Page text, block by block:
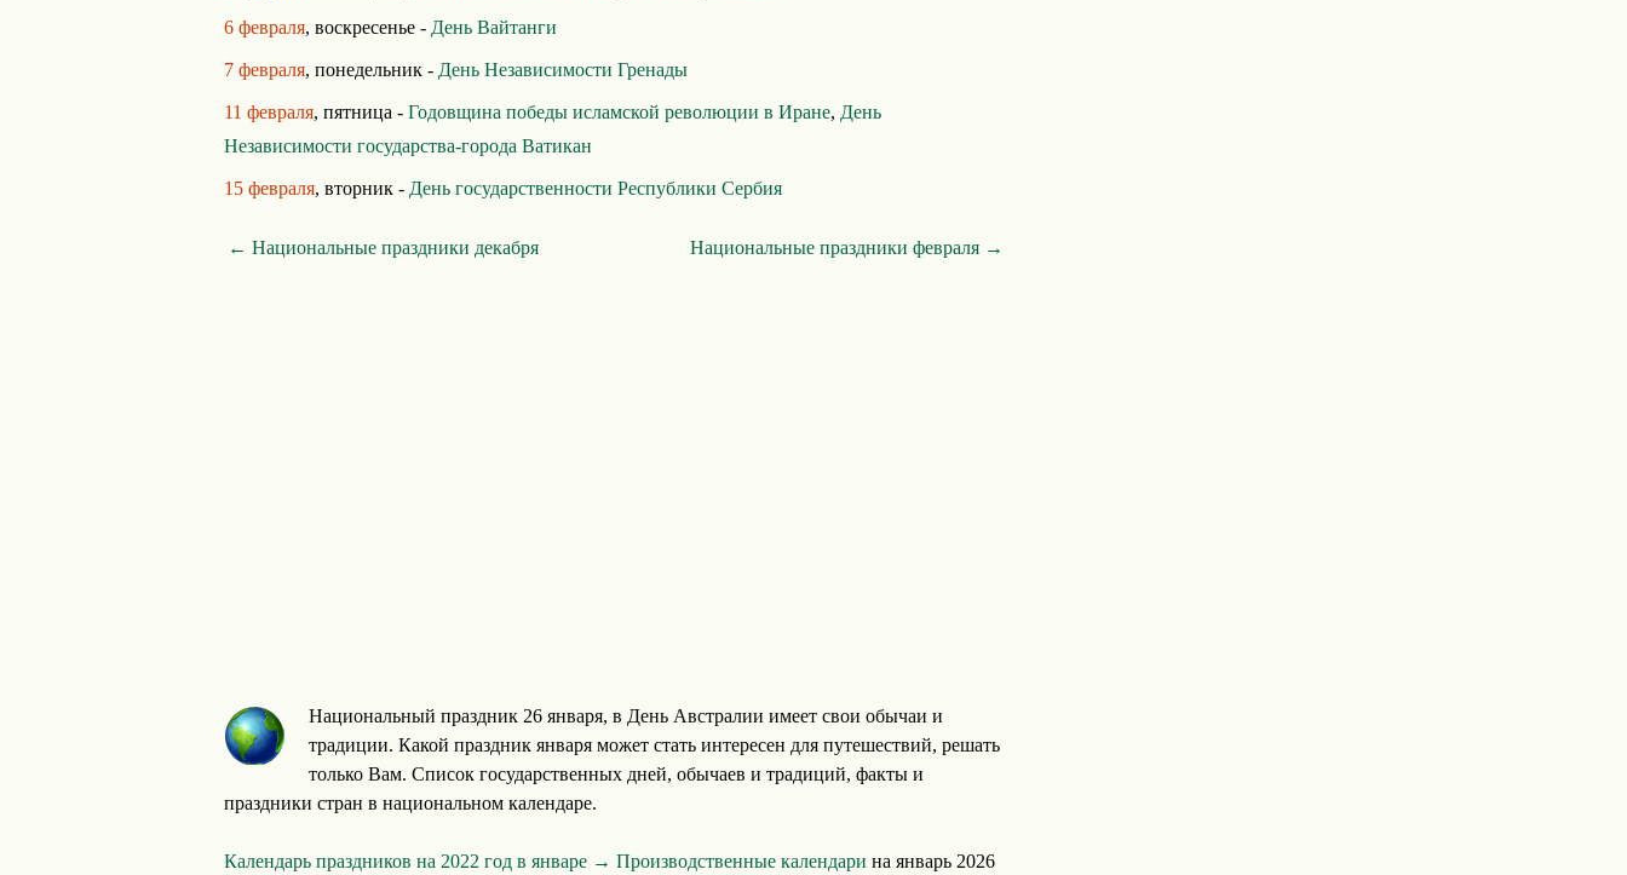
6 февраля, воскресенье - День Вайтанги
7 февраля, понедельник - День Независимости Гренады
11 февраля, пятница - Годовщина победы исламской революции в Иране, День
Независимости государства-города Ватикан
15 февраля, вторник - День государственности Республики Сербия
← Национальные праздники декабря Национальные праздники февраля →
Национальный праздник 26 января, в День Австралии имеет свои обычаи и
традиции. Какой праздник января может стать интересен для путешествий, решать
только Вам. Список государственных дней, обычаев и традиций, факты и
праздники стран в национальном календаре.
Календарь праздников на 2022 год в январе → Производственные календари на январь 2026